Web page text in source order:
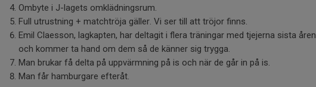
Ombyte i J-lagets omklädningsrum.
Full utrustning + matchtröja gäller. Vi ser till att tröjor finns.
Emil Claesson, lagkapten, har deltagit i flera träningar med tjejerna sista åren
och kommer ta hand om dem så de känner sig trygga.
Man brukar få delta på uppvärmning på is och när de går in på is.
Man får hamburgare efteråt.